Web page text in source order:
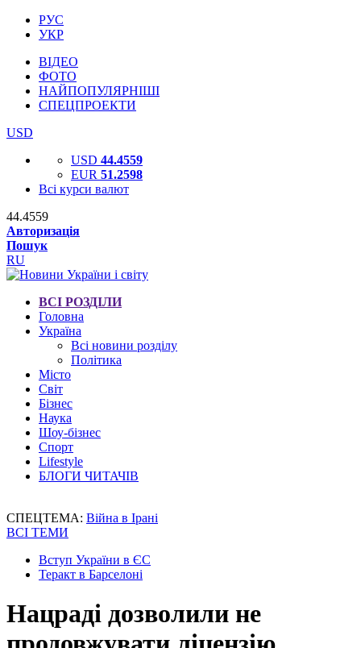
РУС
УКР
ВІДЕО
ФОТО
НАЙПОПУЛЯРНІШІ
СПЕЦПРОЕКТИ
USD
USD 44.4559
EUR 51.2598
Всі курси валют
44.4559
Авторизація
Пошук
RU
ВСІ РОЗДІЛИ
Головна
Україна
Всі новини розділу
Політика
Місто
Світ
Бізнес
Наука
Шоу-бізнес
Спорт
Lifestyle
БЛОГИ ЧИТАЧІВ
СПЕЦТЕМА: Війна в Ірані
ВСІ ТЕМИ
Вступ України в ЄС
Теракт в Барселоні
Нацраді дозволили не